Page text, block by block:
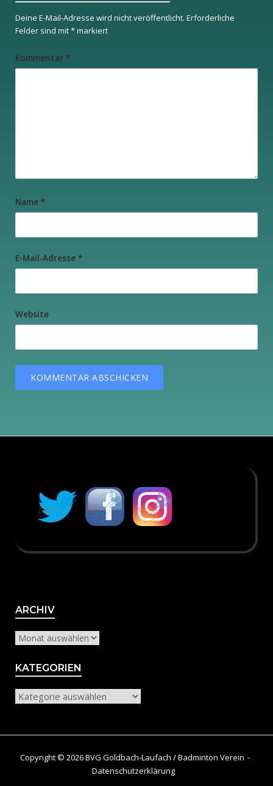
Deine E-Mail-Adresse wird nicht veröffentlicht. Erforderliche
Felder sind mit*markiert
Kommentar *
Name *
E-Mail-Adresse *
Website
ARCHIVArchiv
KATEGORIEN
Kategorien
Copyright © 2026 BVG Goldbach-Laufach / Badminton Verein
Datenschutzerklärung